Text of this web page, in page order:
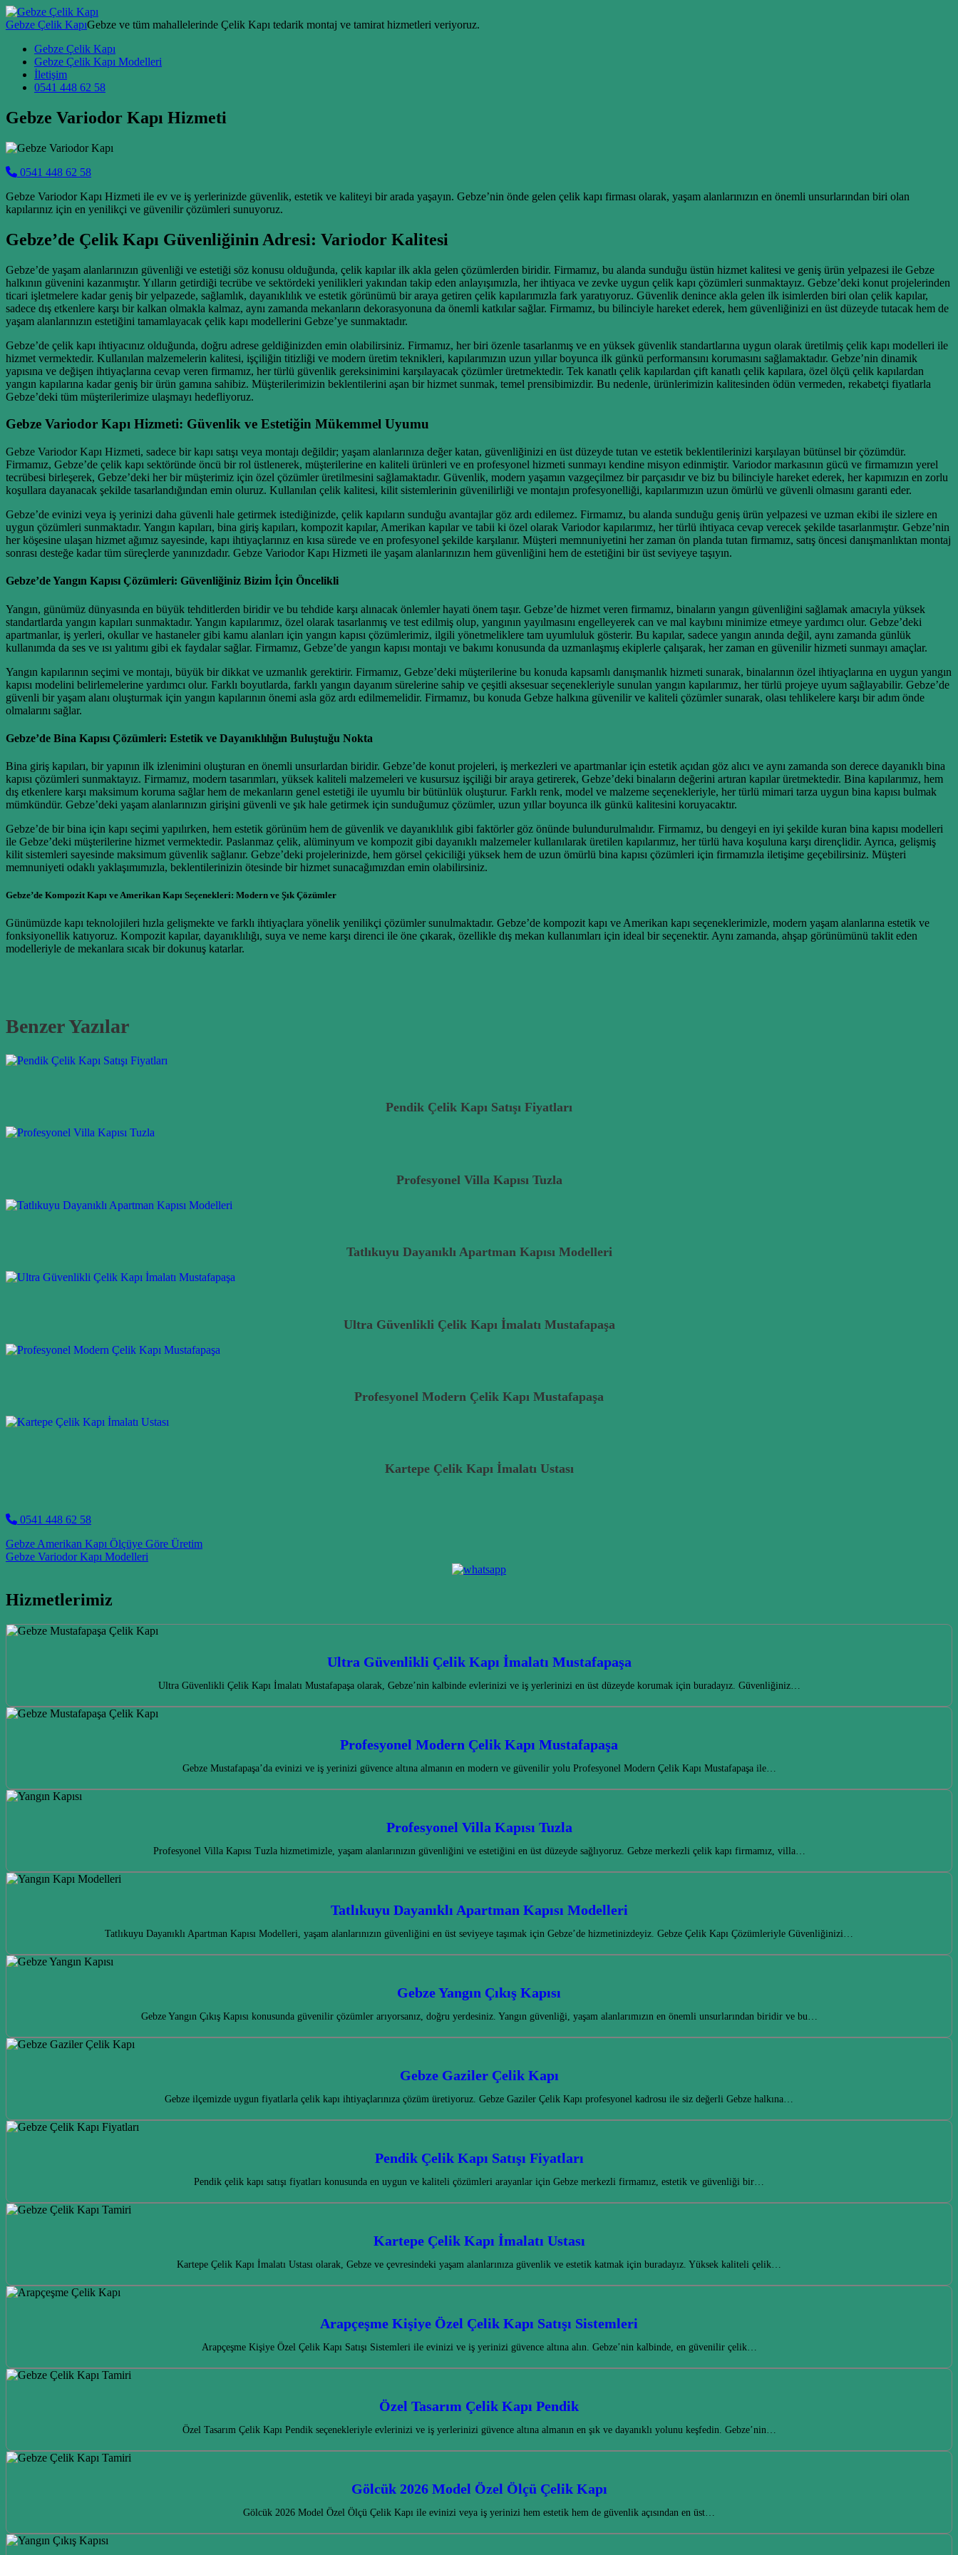
Skip to content
Gebze Çelik KapıGebze ve tüm mahallelerinde Çelik Kapı tedarik montaj ve tamirat hizmetleri veriyoruz.
Main Navigation
Gebze Çelik Kapı
Gebze Çelik Kapı Modelleri
İletişim
0541 448 62 58
Gebze Variodor Kapı Hizmeti
0541 448 62 58
Gebze Variodor Kapı Hizmeti ile ev ve iş yerlerinizde güvenlik, estetik ve kaliteyi bir arada yaşayın. Gebze’nin önde gelen çelik kapı firması olarak, yaşam alanlarınızın en önemli unsurlarından biri olan
kapılarınız için en yenilikçi ve güvenilir çözümleri sunuyoruz.
Gebze’de Çelik Kapı Güvenliğinin Adresi: Variodor Kalitesi
Gebze’de yaşam alanlarınızın güvenliği ve estetiği söz konusu olduğunda, çelik kapılar ilk akla gelen çözümlerden biridir. Firmamız, bu alanda sunduğu üstün hizmet kalitesi ve geniş ürün yelpazesi ile Gebze
halkının güvenini kazanmıştır. Yılların getirdiği tecrübe ve sektördeki yenilikleri yakından takip eden anlayışımızla, her ihtiyaca ve zevke uygun çelik kapı çözümleri sunmaktayız. Gebze’deki konut projelerinden
ticari işletmelere kadar geniş bir yelpazede, sağlamlık, dayanıklılık ve estetik görünümü bir araya getiren çelik kapılarımızla fark yaratıyoruz. Güvenlik denince akla gelen ilk isimlerden biri olan çelik kapılar,
sadece dış etkenlere karşı bir kalkan olmakla kalmaz, aynı zamanda mekanların dekorasyonuna da önemli katkılar sağlar. Firmamız, bu bilinciyle hareket ederek, hem güvenliğinizi en üst düzeyde tutacak hem de
yaşam alanlarınızın estetiğini tamamlayacak çelik kapı modellerini Gebze’ye sunmaktadır.
Gebze’de çelik kapı ihtiyacınız olduğunda, doğru adrese geldiğinizden emin olabilirsiniz. Firmamız, her biri özenle tasarlanmış ve en yüksek güvenlik standartlarına uygun olarak üretilmiş çelik kapı modelleri ile
hizmet vermektedir. Kullanılan malzemelerin kalitesi, işçiliğin titizliği ve modern üretim teknikleri, kapılarımızın uzun yıllar boyunca ilk günkü performansını korumasını sağlamaktadır. Gebze’nin dinamik
yapısına ve değişen ihtiyaçlarına cevap veren firmamız, her türlü güvenlik gereksinimini karşılayacak çözümler üretmektedir. Tek kanatlı çelik kapılardan çift kanatlı çelik kapılara, özel ölçü çelik kapılardan
yangın kapılarına kadar geniş bir ürün gamına sahibiz. Müşterilerimizin beklentilerini aşan bir hizmet sunmak, temel prensibimizdir. Bu nedenle, ürünlerimizin kalitesinden ödün vermeden, rekabetçi fiyatlarla
Gebze’deki tüm müşterilerimize ulaşmayı hedefliyoruz.
Gebze Variodor Kapı Hizmeti: Güvenlik ve Estetiğin Mükemmel Uyumu
Gebze Variodor Kapı Hizmeti, sadece bir kapı satışı veya montajı değildir; yaşam alanlarınıza değer katan, güvenliğinizi en üst düzeyde tutan ve estetik beklentilerinizi karşılayan bütünsel bir çözümdür.
Firmamız, Gebze’de çelik kapı sektöründe öncü bir rol üstlenerek, müşterilerine en kaliteli ürünleri ve en profesyonel hizmeti sunmayı kendine misyon edinmiştir. Variodor markasının gücü ve firmamızın yerel
tecrübesi birleşerek, Gebze’deki her bir müşterimiz için özel çözümler üretilmesini sağlamaktadır. Güvenlik, modern yaşamın vazgeçilmez bir parçasıdır ve biz bu bilinciyle hareket ederek, her kapımızın en zorlu
koşullara dayanacak şekilde tasarlandığından emin oluruz. Kullanılan çelik kalitesi, kilit sistemlerinin güvenilirliği ve montajın profesyonelliği, kapılarımızın uzun ömürlü ve güvenli olmasını garanti eder.
Gebze’de evinizi veya iş yerinizi daha güvenli hale getirmek istediğinizde, çelik kapıların sunduğu avantajlar göz ardı edilemez. Firmamız, bu alanda sunduğu geniş ürün yelpazesi ve uzman ekibi ile sizlere en
uygun çözümleri sunmaktadır. Yangın kapıları, bina giriş kapıları, kompozit kapılar, Amerikan kapılar ve tabii ki özel olarak Variodor kapılarımız, her türlü ihtiyaca cevap verecek şekilde tasarlanmıştır. Gebze’nin
her köşesine ulaşan hizmet ağımız sayesinde, kapı ihtiyaçlarınız en kısa sürede ve en profesyonel şekilde karşılanır. Müşteri memnuniyetini her zaman ön planda tutan firmamız, satış öncesi danışmanlıktan montaj
sonrası desteğe kadar tüm süreçlerde yanınızdadır. Gebze Variodor Kapı Hizmeti ile yaşam alanlarınızın hem güvenliğini hem de estetiğini bir üst seviyeye taşıyın.
Gebze’de Yangın Kapısı Çözümleri: Güvenliğiniz Bizim İçin Öncelikli
Yangın, günümüz dünyasında en büyük tehditlerden biridir ve bu tehdide karşı alınacak önlemler hayati önem taşır. Gebze’de hizmet veren firmamız, binaların yangın güvenliğini sağlamak amacıyla yüksek
standartlarda yangın kapıları sunmaktadır. Yangın kapılarımız, özel olarak tasarlanmış ve test edilmiş olup, yangının yayılmasını engelleyerek can ve mal kaybını minimize etmeye yardımcı olur. Gebze’deki
apartmanlar, iş yerleri, okullar ve hastaneler gibi kamu alanları için yangın kapısı çözümlerimiz, ilgili yönetmeliklere tam uyumluluk gösterir. Bu kapılar, sadece yangın anında değil, aynı zamanda günlük
kullanımda da ses ve ısı yalıtımı gibi ek faydalar sağlar. Firmamız, Gebze’de yangın kapısı montajı ve bakımı konusunda da uzmanlaşmış ekiplerle çalışarak, her zaman en güvenilir hizmeti sunmayı amaçlar.
Yangın kapılarının seçimi ve montajı, büyük bir dikkat ve uzmanlık gerektirir. Firmamız, Gebze’deki müşterilerine bu konuda kapsamlı danışmanlık hizmeti sunarak, binalarının özel ihtiyaçlarına en uygun yangın
kapısı modelini belirlemelerine yardımcı olur. Farklı boyutlarda, farklı yangın dayanım sürelerine sahip ve çeşitli aksesuar seçenekleriyle sunulan yangın kapılarımız, her türlü projeye uyum sağlayabilir. Gebze’de
güvenli bir yaşam alanı oluşturmak için yangın kapılarının önemi asla göz ardı edilmemelidir. Firmamız, bu konuda Gebze halkına güvenilir ve kaliteli çözümler sunarak, olası tehlikelere karşı bir adım önde
olmalarını sağlar.
Gebze’de Bina Kapısı Çözümleri: Estetik ve Dayanıklılığın Buluştuğu Nokta
Bina giriş kapıları, bir yapının ilk izlenimini oluşturan en önemli unsurlardan biridir. Gebze’de konut projeleri, iş merkezleri ve apartmanlar için estetik açıdan göz alıcı ve aynı zamanda son derece dayanıklı bina
kapısı çözümleri sunmaktayız. Firmamız, modern tasarımları, yüksek kaliteli malzemeleri ve kusursuz işçiliği bir araya getirerek, Gebze’deki binaların değerini artıran kapılar üretmektedir. Bina kapılarımız, hem
dış etkenlere karşı maksimum koruma sağlar hem de mekanların genel estetiği ile uyumlu bir bütünlük oluşturur. Farklı renk, model ve malzeme seçenekleriyle, her türlü mimari tarza uygun bina kapısı bulmak
mümkündür. Gebze’deki yaşam alanlarınızın girişini güvenli ve şık hale getirmek için sunduğumuz çözümler, uzun yıllar boyunca ilk günkü kalitesini koruyacaktır.
Gebze’de bir bina için kapı seçimi yapılırken, hem estetik görünüm hem de güvenlik ve dayanıklılık gibi faktörler göz önünde bulundurulmalıdır. Firmamız, bu dengeyi en iyi şekilde kuran bina kapısı modelleri
ile Gebze’deki müşterilerine hizmet vermektedir. Paslanmaz çelik, alüminyum ve kompozit gibi dayanıklı malzemeler kullanılarak üretilen kapılarımız, her türlü hava koşuluna karşı dirençlidir. Ayrıca, gelişmiş
kilit sistemleri sayesinde maksimum güvenlik sağlanır. Gebze’deki projelerinizde, hem görsel çekiciliği yüksek hem de uzun ömürlü bina kapısı çözümleri için firmamızla iletişime geçebilirsiniz. Müşteri
memnuniyeti odaklı yaklaşımımızla, beklentilerinizin ötesinde bir hizmet sunacağımızdan emin olabilirsiniz.
Gebze’de Kompozit Kapı ve Amerikan Kapı Seçenekleri: Modern ve Şık Çözümler
Günümüzde kapı teknolojileri hızla gelişmekte ve farklı ihtiyaçlara yönelik yenilikçi çözümler sunulmaktadır. Gebze’de kompozit kapı ve Amerikan kapı seçeneklerimizle, modern yaşam alanlarına estetik ve
fonksiyonellik katıyoruz. Kompozit kapılar, dayanıklılığı, suya ve neme karşı direnci ile öne çıkarak, özellikle dış mekan kullanımları için ideal bir seçenektir. Aynı zamanda, ahşap görünümünü taklit eden
modelleriyle de mekanlara sıcak bir dokunuş katarlar.
Benzer Yazılar
Pendik Çelik Kapı Satışı Fiyatları
Profesyonel Villa Kapısı Tuzla
Tatlıkuyu Dayanıklı Apartman Kapısı Modelleri
Ultra Güvenlikli Çelik Kapı İmalatı Mustafapaşa
Profesyonel Modern Çelik Kapı Mustafapaşa
Kartepe Çelik Kapı İmalatı Ustası
0541 448 62 58
Post navigation
Gebze Amerikan Kapı Ölçüye Göre Üretim
Gebze Variodor Kapı Modelleri
Hizmetlerimiz
Ultra Güvenlikli Çelik Kapı İmalatı Mustafapaşa
Ultra Güvenlikli Çelik Kapı İmalatı Mustafapaşa olarak, Gebze’nin kalbinde evlerinizi ve iş yerlerinizi en üst düzeyde korumak için buradayız. Güvenliğiniz…
Profesyonel Modern Çelik Kapı Mustafapaşa
Gebze Mustafapaşa’da evinizi ve iş yerinizi güvence altına almanın en modern ve güvenilir yolu Profesyonel Modern Çelik Kapı Mustafapaşa ile…
Profesyonel Villa Kapısı Tuzla
Profesyonel Villa Kapısı Tuzla hizmetimizle, yaşam alanlarınızın güvenliğini ve estetiğini en üst düzeyde sağlıyoruz. Gebze merkezli çelik kapı firmamız, villa…
Tatlıkuyu Dayanıklı Apartman Kapısı Modelleri
Tatlıkuyu Dayanıklı Apartman Kapısı Modelleri, yaşam alanlarınızın güvenliğini en üst seviyeye taşımak için Gebze’de hizmetinizdeyiz. Gebze Çelik Kapı Çözümleriyle Güvenliğinizi…
Gebze Yangın Çıkış Kapısı
Gebze Yangın Çıkış Kapısı konusunda güvenilir çözümler arıyorsanız, doğru yerdesiniz. Yangın güvenliği, yaşam alanlarımızın en önemli unsurlarından biridir ve bu…
Gebze Gaziler Çelik Kapı
Gebze ilçemizde uygun fiyatlarla çelik kapı ihtiyaçlarınıza çözüm üretiyoruz. Gebze Gaziler Çelik Kapı profesyonel kadrosu ile siz değerli Gebze halkına…
Pendik Çelik Kapı Satışı Fiyatları
Pendik çelik kapı satışı fiyatları konusunda en uygun ve kaliteli çözümleri arayanlar için Gebze merkezli firmamız, estetik ve güvenliği bir…
Kartepe Çelik Kapı İmalatı Ustası
Kartepe Çelik Kapı İmalatı Ustası olarak, Gebze ve çevresindeki yaşam alanlarınıza güvenlik ve estetik katmak için buradayız. Yüksek kaliteli çelik…
Arapçeşme Kişiye Özel Çelik Kapı Satışı Sistemleri
Arapçeşme Kişiye Özel Çelik Kapı Satışı Sistemleri ile evinizi ve iş yerinizi güvence altına alın. Gebze’nin kalbinde, en güvenilir çelik…
Özel Tasarım Çelik Kapı Pendik
Özel Tasarım Çelik Kapı Pendik seçenekleriyle evlerinizi ve iş yerlerinizi güvence altına almanın en şık ve dayanıklı yolunu keşfedin. Gebze’nin…
Gölcük 2026 Model Özel Ölçü Çelik Kapı
Gölcük 2026 Model Özel Ölçü Çelik Kapı ile evinizi veya iş yerinizi hem estetik hem de güvenlik açısından en üst…